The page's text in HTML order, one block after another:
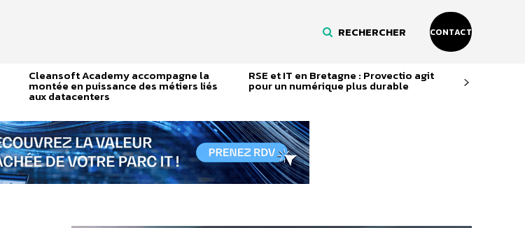
RECHERCHER CONTACT
Cleansoft Academy accompagne la
montée en puissance des métiers liés
aux datacenters
RSE et IT en Bretagne : Provectio agit
pour un numérique plus durable